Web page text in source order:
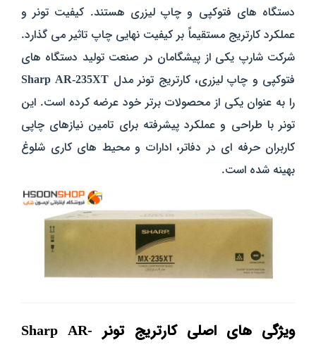
دستگاه‌ های فتوکپی و چاپ لیزری هستند. کیفیت تونر و
عملکرد کارتریج مستقیماً بر کیفیت نهایی چاپ تاثیر می‌ گذارد.
شرکت شارپ یکی از پیشگامان در صنعت تولید دستگاه‌ های
فتوکپی و چاپ لیزری، کارتریج تونر مدل Sharp AR-235XT
را به‌ عنوان یکی از محصولات برتر خود عرضه کرده است. این
تونر با طراحی و عملکرد پیشرفته برای تامین نیازهای چاپی
کاربران حرفه‌ ای در دفاتر، ادارات و محیط‌ های کاری شلوغ
بهینه شده است.
ویژگی‌ های اصلی کارتریج تونر Sharp AR-